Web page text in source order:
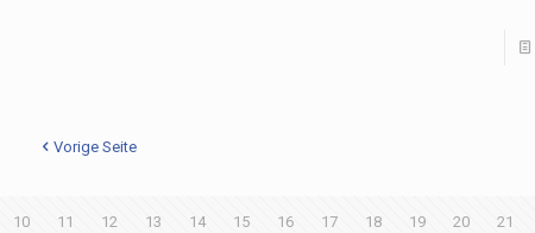
Vorige Seite
10 11 12 13 14 15 16 17 18 19 20 21